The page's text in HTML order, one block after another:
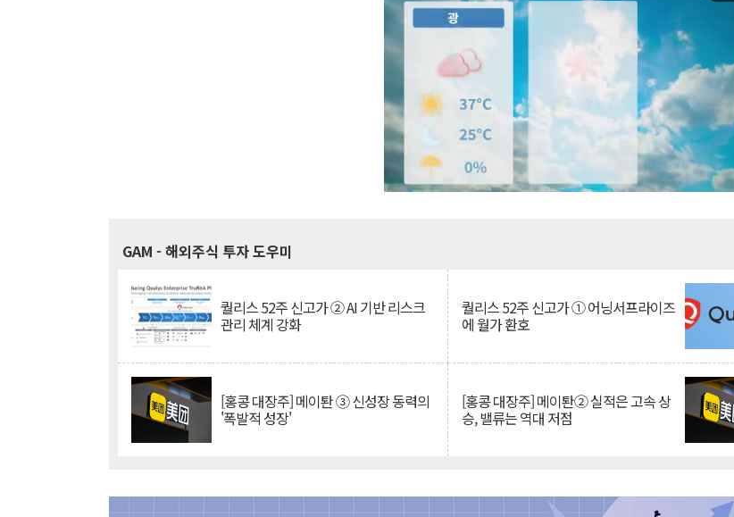
GAM - 해외주식 투자 도우미
퀄리스 52주 신고가 ② AI 기반 리스크
관리 체계 강화
퀄리스 52주 신고가 ① 어닝서프라이즈
에 월가 환호
[홍콩 대장주] 메이퇀 ③ 신성장 동력의
'폭발적 성장'
[홍콩 대장주] 메이퇀② 실적은 고속 상
승, 밸류는 역대 저점